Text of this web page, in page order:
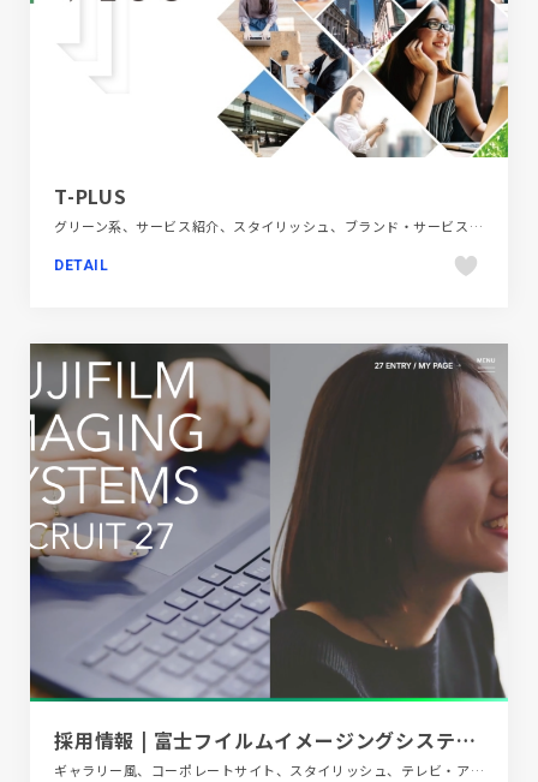
T-PLUS
グリーン系、サービス紹介、スタイリッシュ、ブランド・サービスサイト、ポータルサイト、大きめ写真、建設・住宅・不動産
DETAIL
採用情報 | 富士フイルムイメージングシステムズ株式会社
ギャラリー風、コーポレートサイト、スタイリッシュ、テレビ・アニメ・映画・芸能、ホワイト系、大きめ写真